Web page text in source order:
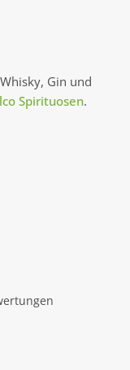
Gin und
Spirituosen.